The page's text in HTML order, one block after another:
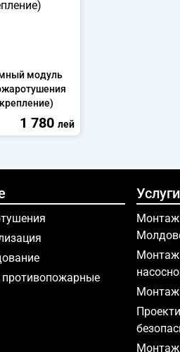
модуль
1 780 лей
Услуги
Монтаж
Монтаж
Монтаж
Монтаж